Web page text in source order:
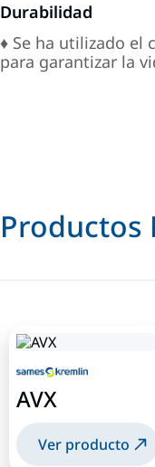
Durabilidad
♦ Se ha utilizado el
para garantizar la
Productos
AVX
Ver producto